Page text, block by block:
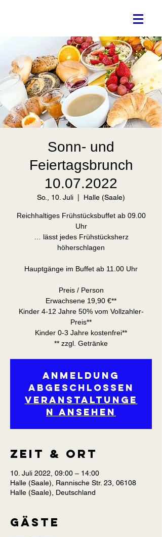
Sonn- und
Feiertagsbrunch
10.07.2022
So., 10. Juli Halle (Saale)
Reichhaltiges Frühstücksbuffet ab 09.00
Uhr
… lässt jedes Frühstücksherz
höherschlagen
Hauptgänge im Buffet ab 11.00 Uhr
Preis / Person
Erwachsene 19,90 €**
Kinder 4-12 Jahre 50% vom Vollzahler-
Preis**
Kinder 0-3 Jahre kostenfrei**
** zzgl. Getränke
Anmeldung
abgeschlossen
Veranstaltunge
n ansehen
Zeit & Ort
10. Juli 2022, 09:00 – 14:00
Halle (Saale), Rannische Str. 23, 06108
Halle (Saale), Deutschland
Gäste